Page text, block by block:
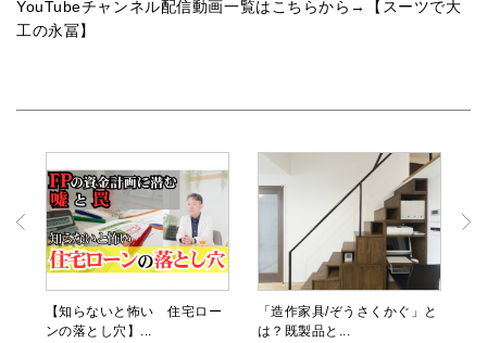
YouTubeチャンネル配信動画一覧はこちらから→【 スーツで大
工の永冨】
【知らないと怖い 住宅ロー
ンの落とし穴】...
「造作家具/ぞうさくかぐ」と
は？既製品と...